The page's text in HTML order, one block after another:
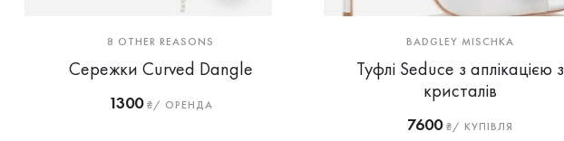
8 OTHER REASONS
Сережки Curved Dangle
1300₴/ ОРЕНДА
BADGLEY MISCHKA
Туфлі Seduce з аплікацією з
кристалів
7600₴/ КУПІВЛЯ